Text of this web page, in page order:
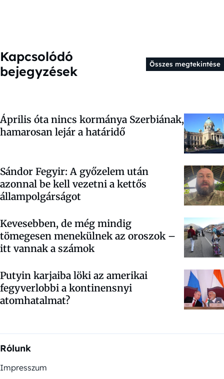
Kapcsolódó
bejegyzések
Összes megtekintése
Április óta nincs kormánya Szerbiának,
hamarosan lejár a határidő
Sándor Fegyir: A győzelem után
azonnal be kell vezetni a kettős
állampolgárságot
Kevesebben, de még mindig
tömegesen menekülnek az oroszok –
itt vannak a számok
Putyin karjaiba löki az amerikai
fegyverlobbi a kontinensnyi
atomhatalmat?
Rólunk
Impresszum